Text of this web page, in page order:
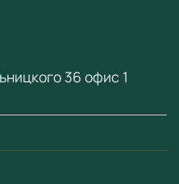
и в походных условиях. А
сохранность
процессе
образовательном
занятий,
36 офис 1